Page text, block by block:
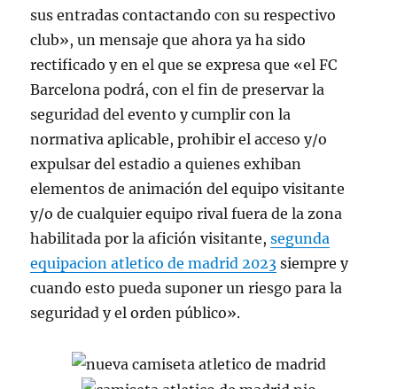
sus entradas contactando con su respectivo
club», un mensaje que ahora ya ha sido
rectificado y en el que se expresa que «el FC
Barcelona podrá, con el fin de preservar la
seguridad del evento y cumplir con la
normativa aplicable, prohibir el acceso y/o
expulsar del estadio a quienes exhiban
elementos de animación del equipo visitante
y/o de cualquier equipo rival fuera de la zona
habilitada por la afición visitante,segunda
equipacion atletico de madrid 2023 siempre y
cuando esto pueda suponer un riesgo para la
seguridad y el orden público».